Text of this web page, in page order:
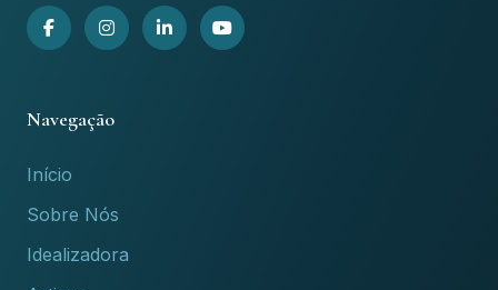
Navegação
Início
Sobre Nós
Idealizadora